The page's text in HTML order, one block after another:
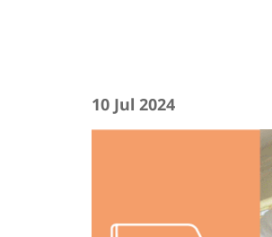
10 Jul 2024